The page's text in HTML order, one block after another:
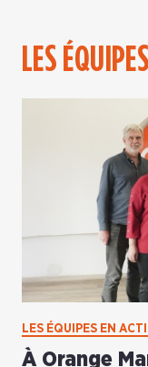
LES
LES ÉQUIPES EN
À Orange